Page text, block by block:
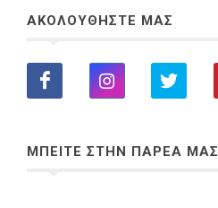
ΑΚΟΛΟΥΘΗΣΤΕ ΜΑΣ
ΜΠΕΙΤΕ ΣΤΗΝ ΠΑΡΕΑ ΜΑΣ